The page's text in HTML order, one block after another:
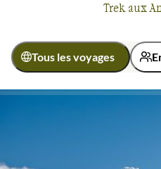
accompagné ou en liberté.
conduisent au sanctuaire.
au flanc des montagnes
Trek aux
Tous les voyages